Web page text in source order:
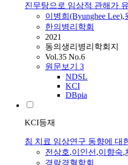
진무탕으로 임상적 관해가
이병희(Byunghee Lee),
한의병리학회
2021
동의생리병리학회지
Vol.35 No.6
원문보기 3
NDSL
KCI
DBpia
KCI등재
침 치료 임상연구 동향에 대
전상호,이인선,이향숙,
경락경혈학회